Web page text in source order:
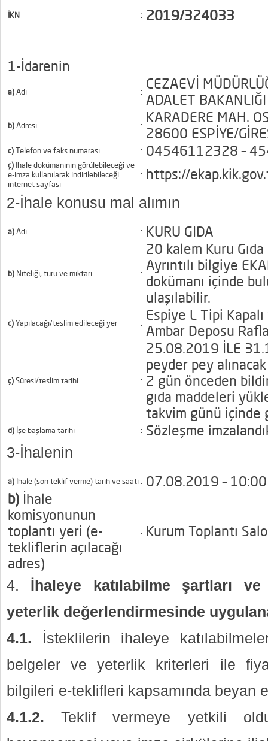
İKN : 2019/324033
1-İdarenin
a)Adı : CEZAEVİ
ADALET
b)Adresi : KARADERE MAH.
28600 ESPİYE/
c)Telefon ve faks numarası : 04546112328 –
ç) İhale dokümanının görülebileceği ve
e-imza kullanılarak indirilebileceği
internet sayfası
: https://
2-İhale konusu mal alımın
a)Adı : KURU GIDA
b) Niteliği, türü ve miktarı :
20 kalem Kuru Gıda
Ayrıntılı bilgiye
dokümanı içinde
ulaşılabilir.
c)Yapılacağı/teslim edileceği yer : Espiye L Tipi
Ambar Deposu
ç)Süresi/teslim tarihi :
25.08.2019 İLE
peyder pey
2 gün önceden
gıda maddeleri
takvim günü içinde
d) İşe başlama tarihi : Sözleşme
3-İhalenin
a) İhale (son teklif verme) tarih ve saati : 07.08.2019 – 10:00
b) İhale
komisyonunun
toplantı yeri (e-
tekliflerin açılacağı
adres)
: Kurum Toplantı
İhaleye katılabilme şartları
yeterlik değerlendirmesinde
4.1. İsteklilerin ihaleye
belgeler ve yeterlik kriterleri ile
bilgileri e-teklifleri kapsamında beyan
4.1.2. Teklif vermeye yetkili